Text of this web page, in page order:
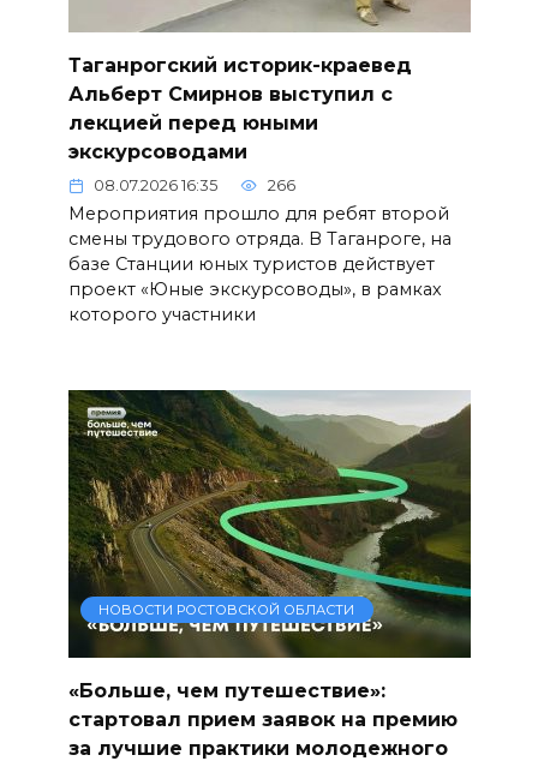
Таганрогский историк-краевед
Альберт Смирнов выступил с
лекцией перед юными
экскурсоводами
08.07.2026 16:35 266
Мероприятия прошло для ребят второй
смены трудового отряда. В Таганроге, на
базе Станции юных туристов действует
проект «Юные экскурсоводы», в рамках
которого участники
НОВОСТИ РОСТОВСКОЙ ОБЛАСТИ
«Больше, чем путешествие»:
стартовал прием заявок на премию
за лучшие практики молодежного